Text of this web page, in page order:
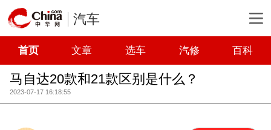
汽车
首页 文章 选车 汽修 百科
马自达20款和21款区别是什么？
2023-07-17 16:18:55